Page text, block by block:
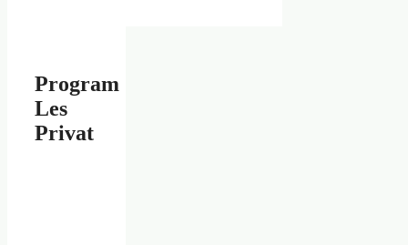
Program
Les
Privat